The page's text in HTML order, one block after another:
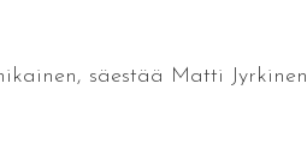
säestää Matti Jyrkinen